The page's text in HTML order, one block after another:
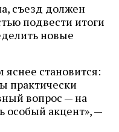
съезд должен
подвести итоги
новые
становится:
практически
вопрос — на
особый акцент», —